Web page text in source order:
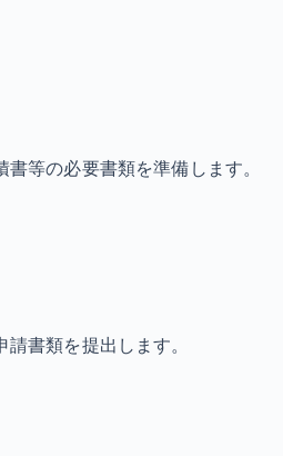
等の必要書類を準備します。
書類を提出します。